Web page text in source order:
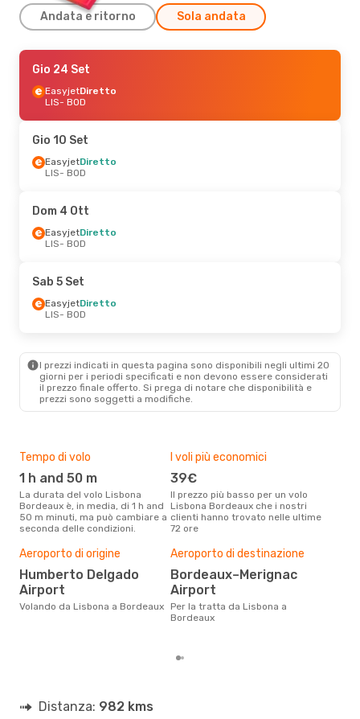
Andata e ritorno Sola andata
Gio 24 Set
EasyjetDiretto
LIS- BOD
BOD- LIS
Gio 17 Set- Dom 20 Set
EasyjetDiretto
BOD - LIS
Gio 24 Set
EasyjetDiretto
LIS- BOD
Gio 10 Set
EasyjetDiretto
LIS- BOD
Dom 4 Ott
EasyjetDiretto
LIS- BOD
Sab 5 Set
EasyjetDiretto
LIS- BOD
I prezzi indicati in questa pagina sono disponibili negli ultimi 20
giorni per i periodi specificati e non devono essere considerati
il ​​prezzo finale offerto. Si prega di notare che disponibilità e
prezzi sono soggetti a modifiche.
Tempo di volo
1 h and 50 m
La durata del volo Lisbona
Bordeaux è, in media, di 1 h and
50 m minuti, ma può cambiare a
seconda delle condizioni.
I voli più economici
39€
Il prezzo più basso per un volo
Lisbona Bordeaux che i nostri
clienti hanno trovato nelle ultime
72 ore
Aeroporto di origine
Humberto Delgado
Airport
Volando da Lisbona a Bordeaux
Aeroporto di destinazione
Bordeaux–Merignac
Airport
Per la tratta da Lisbona a
Bordeaux
Distanza: 982 kms